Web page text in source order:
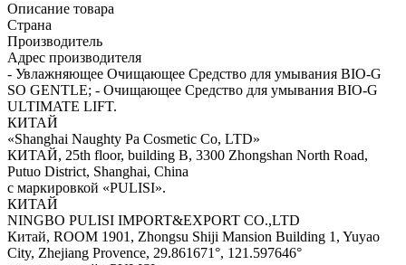
Описание товара
Страна
Производитель
Адрес производителя
- Увлажняющее Очищающее Средство для умывания BIO-G
SO GENTLE; - Очищающее Средство для умывания BIO-G
ULTIMATE LIFT.
КИТАЙ
«Shanghai Naughty Ра Cosmetic Со, LTD»
КИТАЙ, 25th floor, building В, 3300 Zhongshan North Road,
Putuo District, Shanghai, China
с маркировкой «PULISI».
КИТАЙ
NINGBO PULISI IMPORT&EXPORT CO.,LTD
Китай, ROOM 1901, Zhongsu Shiji Mansion Building 1, Yuyao
City, Zhejiang Provence, 29.861671°, 121.597646°